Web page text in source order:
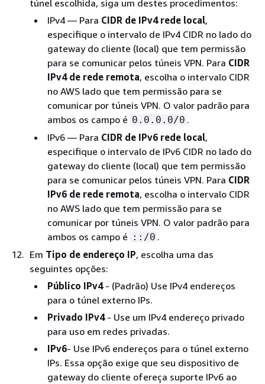
túnel escolhida, siga um destes procedimentos:
IPv4 — Para CIDR de IPv4 rede local,
especifique o intervalo de IPv4 CIDR no lado do
gateway do cliente (local) que tem permissão
para se comunicar pelos túneis VPN. Para CIDR
IPv4 de rede remota, escolha o intervalo CIDR
no AWS lado que tem permissão para se
comunicar por túneis VPN. O valor padrão para
ambos os campo é 0.0.0.0/0 .
IPv6 — Para CIDR de IPv6 rede local,
especifique o intervalo de IPv6 CIDR no lado do
gateway do cliente (local) que tem permissão
para se comunicar pelos túneis VPN. Para CIDR
IPv6 de rede remota, escolha o intervalo CIDR
no AWS lado que tem permissão para se
comunicar por túneis VPN. O valor padrão para
ambos os campo é ::/0 .
Em Tipo de endereço IP, escolha uma das
seguintes opções:
Público IPv4- (Padrão) Use IPv4 endereços
para o túnel externo IPs.
Privado IPv4- Use um IPv4 endereço privado
para uso em redes privadas.
IPv6- Use IPv6 endereços para o túnel externo
IPs. Essa opção exige que seu dispositivo de
gateway do cliente ofereça suporte IPv6 ao